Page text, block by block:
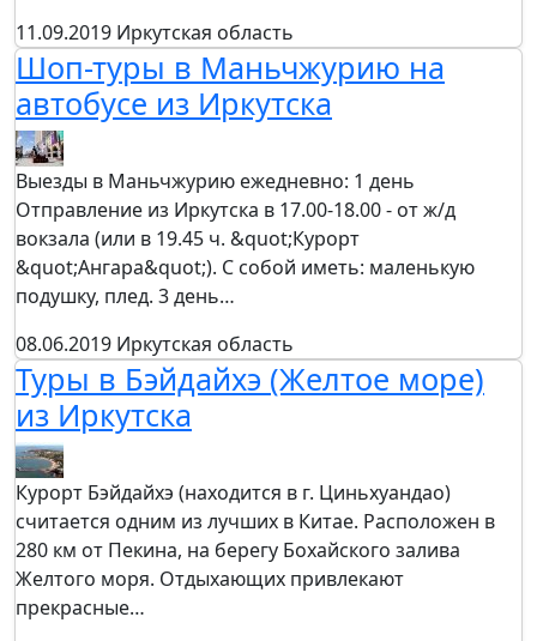
11.09.2019 Иркутская область
Шоп-туры в Маньчжурию на
автобусе из Иркутска
Выезды в Маньчжурию ежедневно: 1 день
Отправление из Иркутска в 17.00-18.00 - от ж/д
вокзала (или в 19.45 ч. &quot;Курорт
&quot;Ангара&quot;). С собой иметь: маленькую
подушку, плед. 3 день…
08.06.2019 Иркутская область
Туры в Бэйдайхэ (Желтое море)
из Иркутска
Курорт Бэйдайхэ (находится в г. Циньхуандао)
считается одним из лучших в Китае. Расположен в
280 км от Пекина, на берегу Бохайского залива
Желтого моря. Отдыхающих привлекают
прекрасные…